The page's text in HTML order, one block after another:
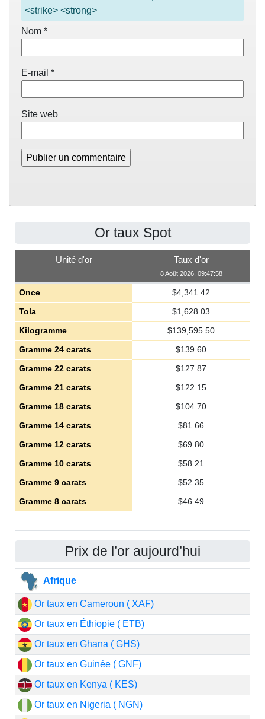
<strike> <strong>
Nom *
E-mail *
Site web
Or taux Spot
Unité d'or Taux d'or
8 Août 2026, 09:47:58
Once $4,341.42
Tola
$1,628.03
Kilogramme
$139,595.50
Gramme 24 carats
$139.60
Gramme 22 carats
$127.87
Gramme 21 carats
$122.15
Gramme 18 carats
$104.70
Gramme 14 carats
$81.66
Gramme 12 carats
$69.80
Gramme 10 carats
$58.21
Gramme 9 carats
$52.35
Gramme 8 carats
$46.49
Prix de l’or aujourd’hui
Afrique
Or taux en Cameroun ( XAF)
Or taux en Éthiopie ( ETB)
Or taux en Ghana ( GHS)
Or taux en Guinée ( GNF)
Or taux en Kenya ( KES)
Or taux en Nigeria ( NGN)